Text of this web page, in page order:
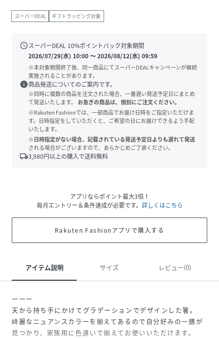
スーパーDEAL ギフトラッピング対象
scheduleスーパーDEAL 10%ポイントバック対象期間
2026/07/29(水) 10:00〜2026/08/12(水) 09:59
※本対象期間終了後、同一商品にてスーパーDEALキャンペーンが継続
実施されることがあります。
info商品発送についてのご案内です。
※同時に複数の商品を注文された場合、一番遅い発送予定日にまとめ
て発送いたします。
お急ぎの商品は、個別にご注文ください。
※Rakuten Fashionでは、一部商品でお届け日時をご指定いただけま
す。日時指定をしていただくと、ご希望の日にお届けできるよう手配
いたします。
※日時指定がない場合、記載されている発送予定日よりも遅れて発送
される場合がございますので、あらかじめご了承ください。
local_shipping3,980円以上の購入で送料無料
アプリならポイント最大3倍！
毎月エントリー＆条件達成が必要です。 詳しくはこちら
Rakuten Fashionアプリで購入する
アイテム説明 サイズ レビュー(0)
ーーー
天から持ち手にかけてグラデーションでデザインした箸。
綺麗なニュアンスカラーを揃えてあるので自分好みの一膳が
見つかり、家族用に色違いで揃えてお使いいただけます。